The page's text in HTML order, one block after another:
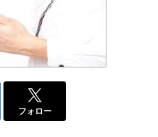
フォロー